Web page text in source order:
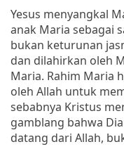
Yesus menyangkal
anak Maria sebagai
bukan keturunan
dan dilahirkan oleh
Maria. Rahim Maria
oleh Allah untuk
sebabnya Kristus
gamblang bahwa
datang dari Allah,